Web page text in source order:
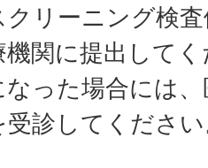
クリーニング検
関に提出して
った場合には
受診してくださ